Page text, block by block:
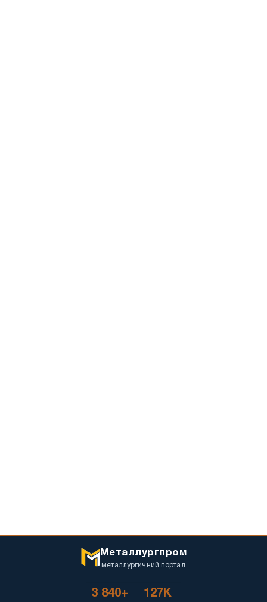
Металлургпром
металлургичний портал
3 840+ 127K